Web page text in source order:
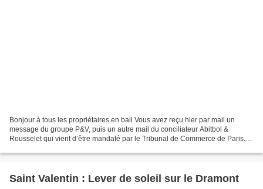
Bonjour à tous les propriétaires en bail Vous avez reçu hier par mail un
message du groupe P&V, puis un autre mail du conciliateur Abitbol &
Rousselet qui vient d’être mandaté par le Tribunal de Commerce de Paris.
Saint Valentin : Lever de soleil sur le Dramont